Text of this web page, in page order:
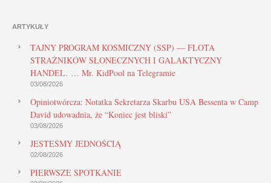
ARTYKUŁY
TAJNY PROGRAM KOSMICZNY (SSP) — FLOTA
STRAŻNIKÓW SŁONECZNYCH I GALAKTYCZNY
HANDEL. … Mr. KidPool na Telegramie
03/08/2026
Opiniotwórcza: Notatka Sekretarza Skarbu USA Bessenta w Camp
David udowadnia, że “Koniec jest bliski”
03/08/2026
JESTEŚMY JEDNOŚCIĄ
02/08/2026
PIERWSZE SPOTKANIE